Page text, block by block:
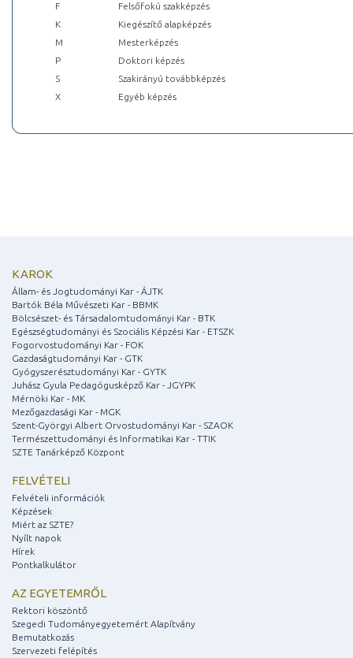
F
Felsőfokú szakképzés
K
Kiegészítő alapképzés
M
Mesterképzés
P
Doktori képzés
S
Szakirányú továbbképzés
X
Egyéb képzés
KAROK
Állam- és Jogtudományi Kar - ÁJTK
Bartók Béla Művészeti Kar - BBMK
Bölcsészet- és Társadalomtudományi Kar - BTK
Egészségtudományi és Szociális Képzési Kar - ETSZK
Fogorvostudományi Kar - FOK
Gazdaságtudományi Kar - GTK
Gyógyszerésztudományi Kar - GYTK
Juhász Gyula Pedagógusképző Kar - JGYPK
Mérnöki Kar - MK
Mezőgazdasági Kar - MGK
Szent-Györgyi Albert Orvostudományi Kar - SZAOK
Természettudományi és Informatikai Kar - TTIK
SZTE Tanárképző Központ
FELVÉTELI
Felvételi információk
Képzések
Miért az SZTE?
Nyílt napok
Hírek
Pontkalkulátor
AZ EGYETEMRŐL
Rektori köszöntő
Szegedi Tudományegyetemért Alapítvány
Bemutatkozás
Szervezeti felépítés